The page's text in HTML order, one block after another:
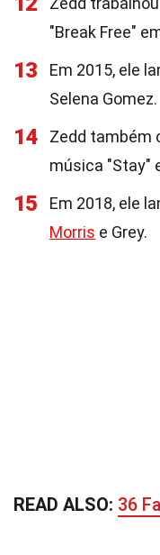
"Break Free"
13
Em 2015, ele
Selena Gomez.
14
Zedd também
música "Stay"
15 Em 2018, ele
Morris e Grey.
READ ALSO: 36